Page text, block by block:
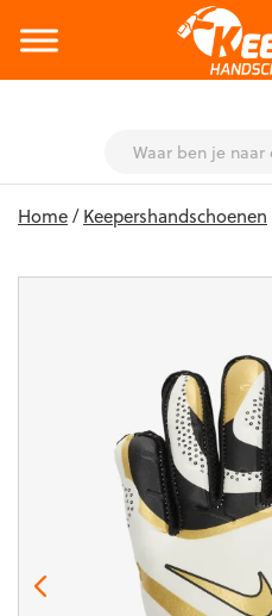
Home/Keepershandschoenen